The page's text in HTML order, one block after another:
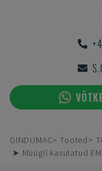
GINDUMAC Tooted
➤ Müügil kasutatud